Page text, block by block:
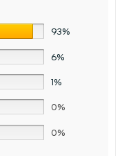
93%
6%
1%
0%
0%